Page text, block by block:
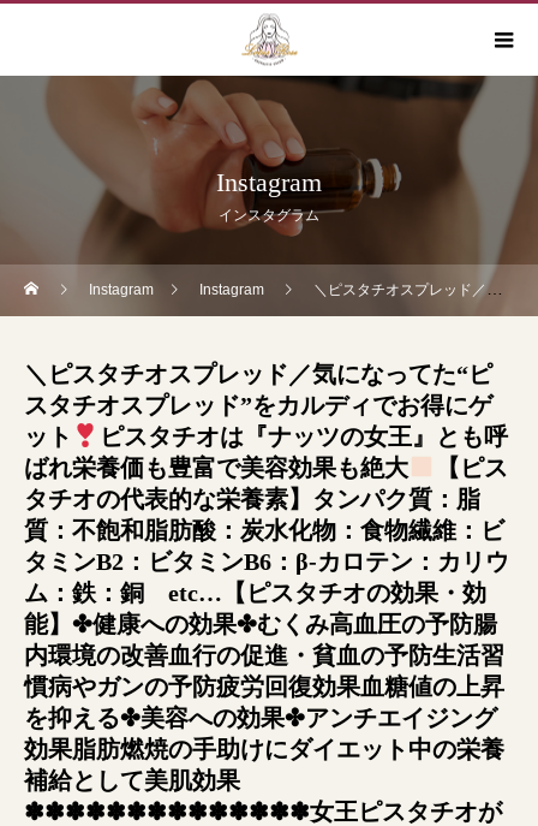
Instagram
インスタグラム
Instagram Instagram ＼ピスタチオスプレッド／気になってた“ピスタチオスプレッド”をカルディでお得にゲット
＼ピスタチオスプレッド／気になってた“ピ
スタチオスプレッド”をカルディでお得にゲ
ット
ピスタチオは『ナッツの女王』とも呼
ばれ栄養価も豊富で美容効果も絶大
【ピス
タチオの代表的な栄養素】タンパク質：脂
質：不飽和脂肪酸：炭水化物：食物繊維：ビ
タミンB2：ビタミンB6：β-カロテン：カリウ
ム：鉄：銅 etc…【ピスタチオの効果・効
能】✤健康への効果✤むくみ高血圧の予防腸
内環境の改善血行の促進・貧血の予防生活習
慣病やガンの予防疲労回復効果血糖値の上昇
を抑える✤美容への効果✤アンチエイジング
効果脂肪燃焼の手助けにダイエット中の栄養
補給として美肌効果
✽✽✽✽✽✽✽✽✽✽✽✽✽✽女王ピスタチオが